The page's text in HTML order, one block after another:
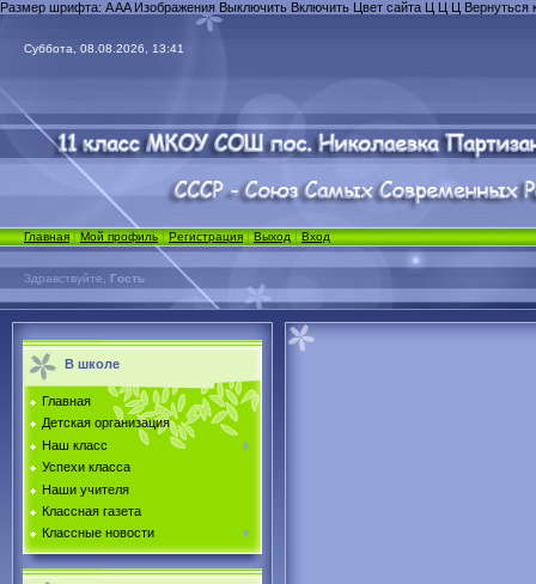
Размер шрифта: AAAИзображения Выключить Включить Цвет сайта Ц Ц Ц Вернуться
Суббота, 08.08.2026, 13:41
Главная|Мой профиль|Регистрация |Выход|Вход
Здравствуйте, Гость
В школе
Главная
Детская организация
Наш класс
Успехи класса
Наши учителя
Классная газета
Классные новости